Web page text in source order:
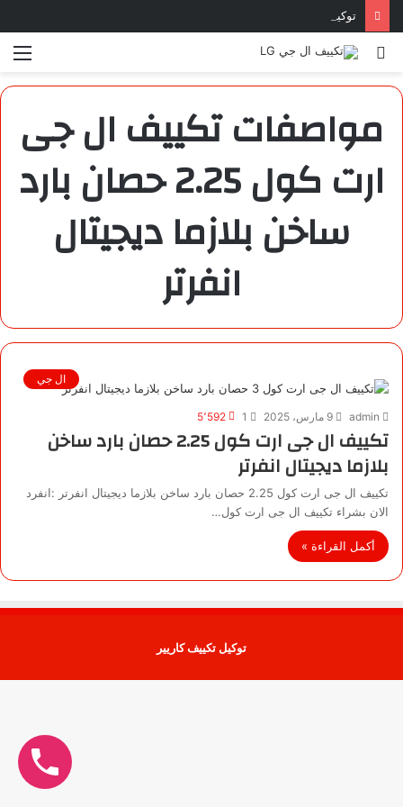
توكيل تكييف ال جي بورسعيد | 01099700408
بحث
مواصفات تكييف ال جى
ارت كول 2.25 حصان بارد
ساخن بلازما ديجيتال
انفرتر
ال جي
admin 9 مارس، 2025 1 5٬592
تكييف ال جى ارت كول 2.25 حصان بارد ساخن
بلازما ديجيتال انفرتر
تكييف ال جى ارت كول 2.25 حصان بارد ساخن بلازما ديجيتال انفرتر :انفرد
الان بشراء تكييف ال جى ارت كول…
أكمل القراءة »
توكيل تكييف كاريير